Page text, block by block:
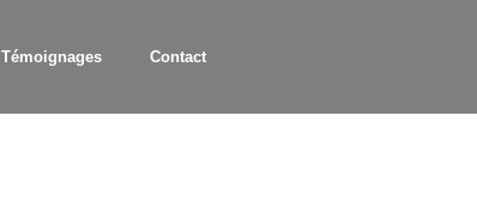
Témoignages Contact